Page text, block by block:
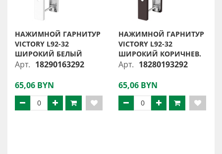
НАЖИМНОЙ ГАРНИТУР
VICTORY L92-32
ШИРОКИЙ БЕЛЫЙ
Арт. 18290163292
65,06 BYN
НАЖИМНОЙ ГАРНИТУР
VICTORY L92-32
ШИРОКИЙ КОРИЧНЕВ.
Арт. 18280193292
65,06 BYN